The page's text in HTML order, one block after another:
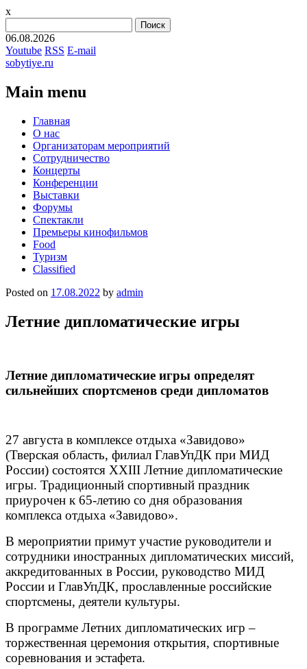
x
06.08.2026
Youtube RSS E-mail
sobytiye.ru
Main menu
Skip
content
Главная
О нас
Организаторам мероприятий
Сотрудничество
Концерты
Конференции
Выставки
Форумы
Спектакли
Премьеры кинофильмов
Food
Туризм
Сlassified
Posted on 17.08.2022 by admin
Летние дипломатические игры
Летние дипломатические игры определят
сильнейших спортсменов среди дипломатов
27 августа в комплексе отдыха «Завидово»
(Тверская область, филиал ГлавУпДК при МИД
России) состоятся XXIII Летние дипломатические
игры. Традиционный спортивный праздник
приурочен к 65-летию со дня образования
комплекса отдыха «Завидово».
В мероприятии примут участие руководители и
сотрудники иностранных дипломатических миссий,
аккредитованных в России, руководство МИД
России и ГлавУпДК, прославленные российские
спортсмены, деятели культуры.
В программе Летних дипломатических игр –
торжественная церемония открытия, спортивные
соревнования и эстафета.